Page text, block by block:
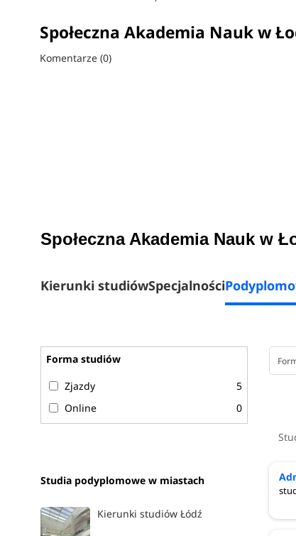
Społeczna Akademia Nauk w
Komentarze (0)
Społeczna Akademia Nauk w
Kierunki studiówSpecjalności
Forma studiów
Zjazdy
5
Online
0
Studia podyplomowe w miastach
Kierunki studiów Łódź